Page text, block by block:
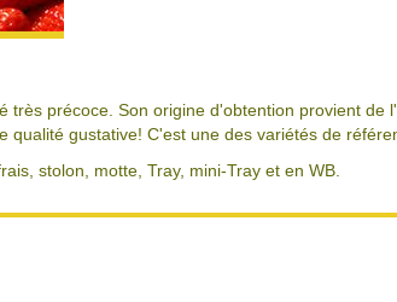
très précoce. Son origine d'obtention provient de
qualité gustative! C'est une des variétés de
stolon, motte, Tray, mini-Tray et en WB.